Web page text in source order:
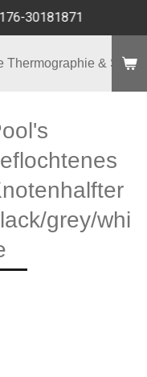
Thermographie & Shop
30181871
grey/whi